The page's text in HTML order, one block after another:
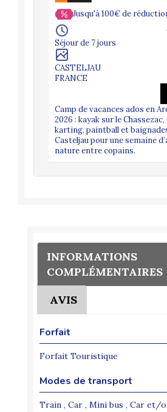
Jusqu'à 100€ de
Séjour de 7 jours
CASTELJAU
FRANCE
Camp de vacances ados en
2026 : kayak sur le Chassezac,
karting, paintball et
Casteljau pour une semaine
nature entre copains.
INFORMATIONS
COMPLÉMENTAIRES
AVIS
Forfait
Forfait Touristique
Modes de transport
Train , Car , Mini bus , Car et/